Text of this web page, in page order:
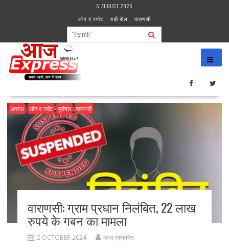
6 AUGUST 2026
ऑन द स्पॉट
बड़ी बोल वाराणसी
अपराध ऑन द स्पॉट पूर्वांचल वाराणसी
वाराणसी: ग्राम प्रधान निलंबित, 22 लाख
रुपये के गबन का मामला
2 OCTOBER 2024 आज एक्सप्रेस